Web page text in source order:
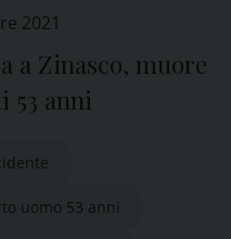
2021
a Zinasco, muore
53 anni
uomo 53 anni